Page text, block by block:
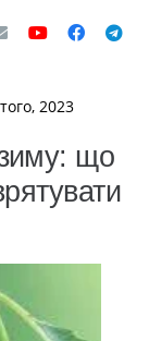
2023
що